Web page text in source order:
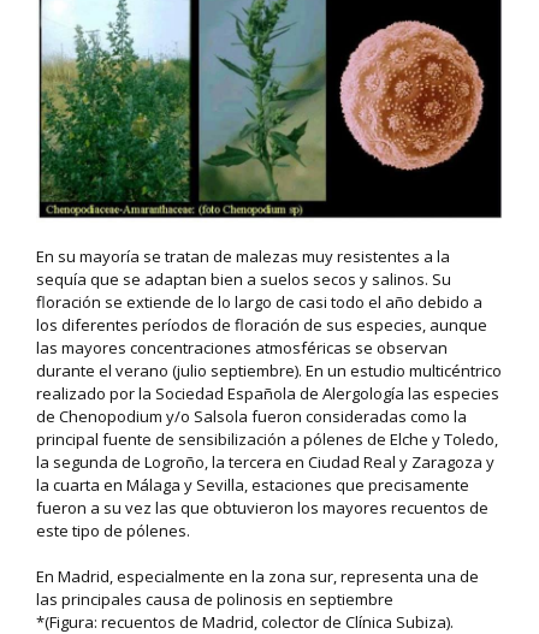
En su mayoría se tratan de malezas muy resistentes a la
sequía que se adaptan bien a suelos secos y salinos. Su
floración se extiende de lo largo de casi todo el año debido a
los diferentes períodos de floración de sus especies, aunque
las mayores concentraciones atmosféricas se observan
durante el verano (julio septiembre). En un estudio multicéntrico
realizado por la Sociedad Española de Alergología las especies
de Chenopodium y/o Salsola fueron consideradas como la
principal fuente de sensibilización a pólenes de Elche y Toledo,
la segunda de Logroño, la tercera en Ciudad Real y Zaragoza y
la cuarta en Málaga y Sevilla, estaciones que precisamente
fueron a su vez las que obtuvieron los mayores recuentos de
este tipo de pólenes.
En Madrid, especialmente en la zona sur, representa una de
las principales causa de polinosis en septiembre
*(Figura: recuentos de Madrid, colector de Clínica Subiza).